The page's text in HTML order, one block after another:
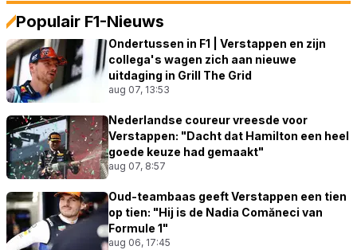
Populair F1-Nieuws
Ondertussen in F1 | Verstappen en zijn
collega's wagen zich aan nieuwe
uitdaging in Grill The Grid
aug 07, 13:53
Nederlandse coureur vreesde voor
Verstappen: "Dacht dat Hamilton een heel
goede keuze had gemaakt"
aug 07, 8:57
Oud-teambaas geeft Verstappen een tien
op tien: "Hij is de Nadia Comăneci van
Formule 1"
aug 06, 17:45